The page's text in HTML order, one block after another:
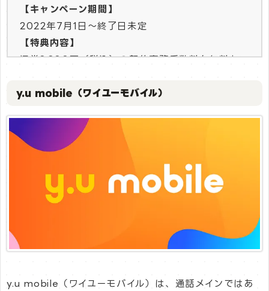
【キャンペーン期間】
2022年7月1日～終了日未定
【特典内容】
通常3,300円（税込）の契約事務手数料を無料とい
【適用条件】
ペーン専用ページに遷移して新規お申込みされた方
【注意事項】
用となります。
・キャンペーンの適用はお申込み後の契約内容通知
・法人名義の方は適用対象外となります。
・お試し200MBコース、マイそくスーパーライト
--------------------------------------------------
y.u mobile（ワイユーモバイル）
y.u mobile（ワイユーモバイル）は、通話メインではあ